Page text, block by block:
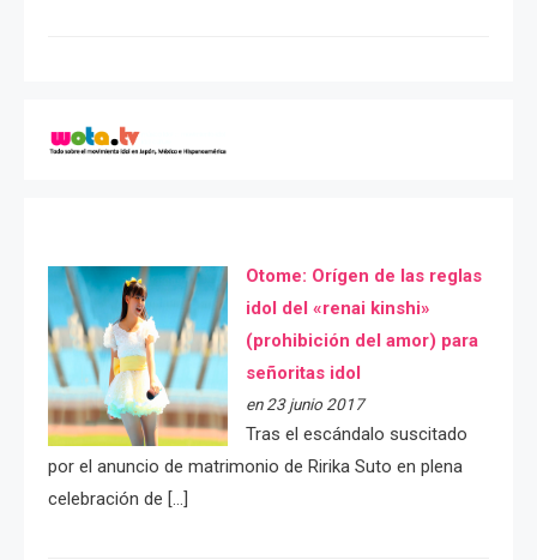
Otome: Orígen de las reglas
idol del «renai kinshi»
(prohibición del amor) para
señoritas idol
en 23 junio 2017
Tras el escándalo suscitado
por el anuncio de matrimonio de Ririka Suto en plena
celebración de […]